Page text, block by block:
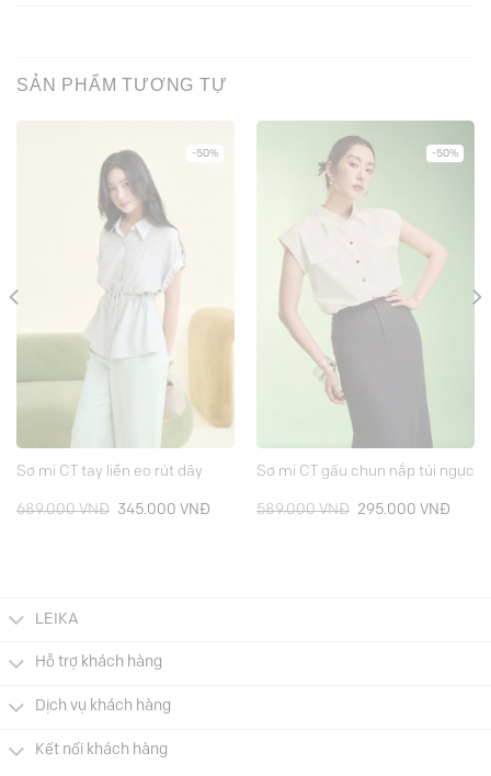
SẢN PHẨM TƯƠNG TỰ
-50%
Sơ mi CT tay liền eo rút dây
689.000VNĐ
Giá
345.000 VNĐGiá
-50%
Sơ mi CT gấu chun nắp túi ngực
589.000VNĐ
Giá
295.000 VNĐGiá
LEIKA
Hỗ trợ khách hàng
Dịch vụ khách hàng
Kết nối khách hàng